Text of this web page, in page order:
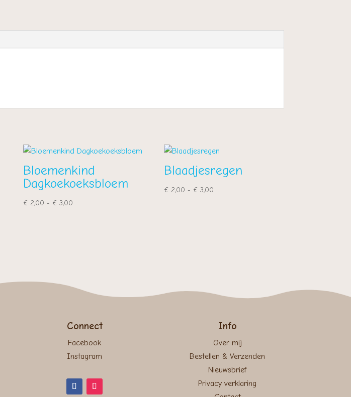
Bloemenkind
Dagkoekoeksbloem
€ 2,00 - € 3,00
Blaadjesregen
€2,00 - €3,00Prijsklasse:
Connect
Facebook
Instagram
Info
Over mij
Bestellen & Verzenden
Nieuwsbrief
Privacy verklaring